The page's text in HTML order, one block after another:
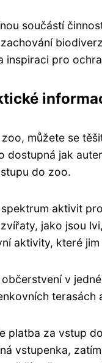
součástí
inspiraci pro
můžete se
dostupná jak
do zoo.
aktivit
jako jsou
aktivity, které
v
platba za vstup
vstupenka,